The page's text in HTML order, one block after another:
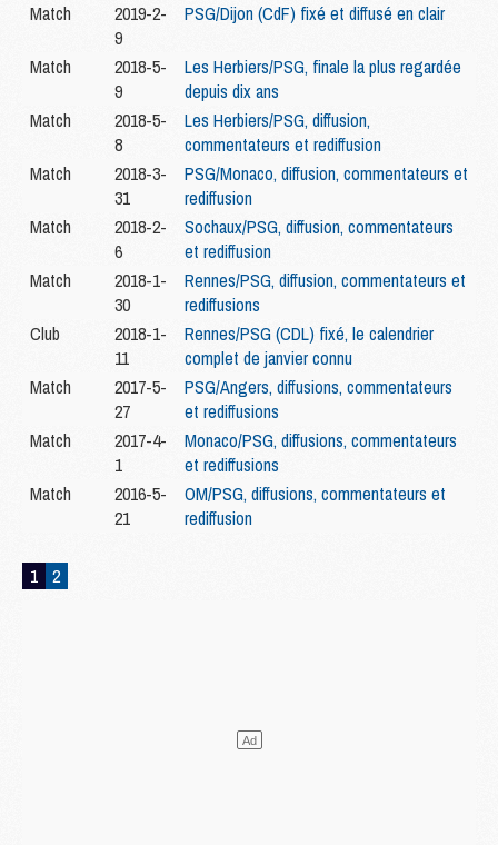
Match
2019-2-
9
PSG/Dijon (CdF) fixé et diffusé en clair
Match
2018-5-
9
Les Herbiers/PSG, finale la plus regardée
depuis dix ans
Match
2018-5-
8
Les Herbiers/PSG, diffusion,
commentateurs et rediffusion
Match
2018-3-
31
PSG/Monaco, diffusion, commentateurs et
rediffusion
Match
2018-2-
6
Sochaux/PSG, diffusion, commentateurs
et rediffusion
Match
2018-1-
30
Rennes/PSG, diffusion, commentateurs et
rediffusions
Club
2018-1-
11
Rennes/PSG (CDL) fixé, le calendrier
complet de janvier connu
Match
2017-5-
27
PSG/Angers, diffusions, commentateurs
et rediffusions
Match
2017-4-
1
Monaco/PSG, diffusions, commentateurs
et rediffusions
Match
2016-5-
21
OM/PSG, diffusions, commentateurs et
rediffusion
1 2